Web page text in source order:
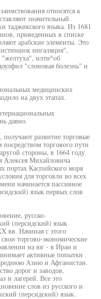
относятся к
значительный
таджикского языка. Из 1681
приведенных в списке
арабские элементы. Это
ингаляция",
илти^об
"слоновая болезнь" и
медицинских
на двух этапах.
давно.
развитие торговые
торгового пути
стороны, в 1664 году
Алексея Михайловича
Каспийского моря
для торговли во всех
начинается пассивное
язык первых слов
русско-
(персидский) язык
вв. Начиная с этого
торгово-экономические
на юг - в Иран и
активные попытки .
Азию и Афганистан.
дорог и заводов,
и лагерей. Все это
слов из русского и
(персидский) язык.